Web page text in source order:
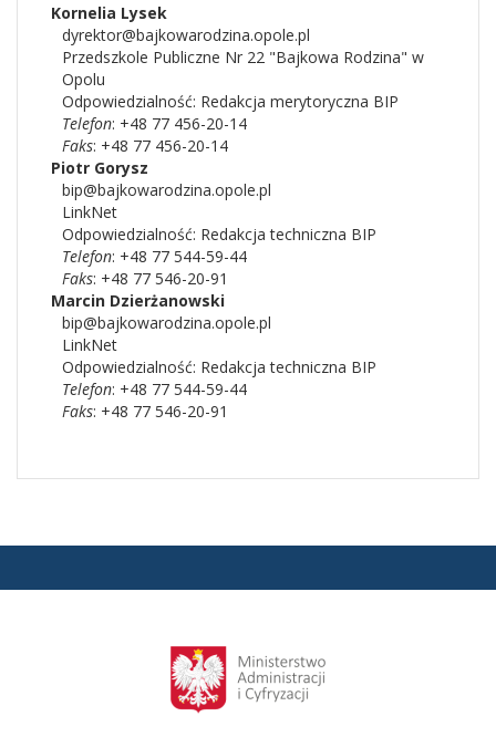
Kornelia Lysek
dyrektor@bajkowarodzina.opole.pl
Przedszkole Publiczne Nr 22 "Bajkowa Rodzina" w
Opolu
Odpowiedzialność: Redakcja merytoryczna BIP
Telefon: +48 77 456-20-14
Faks: +48 77 456-20-14
Piotr Gorysz
bip@bajkowarodzina.opole.pl
LinkNet
Odpowiedzialność: Redakcja techniczna BIP
Telefon: +48 77 544-59-44
Faks: +48 77 546-20-91
Marcin Dzierżanowski
bip@bajkowarodzina.opole.pl
LinkNet
Odpowiedzialność: Redakcja techniczna BIP
Telefon: +48 77 544-59-44
Faks: +48 77 546-20-91